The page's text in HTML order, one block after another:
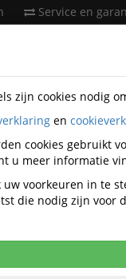
Service en
Papierwaren
zijn cookies nodig
en
cookies gebruikt
u meer informatie
uw voorkeuren in te
die nodig zijn voor